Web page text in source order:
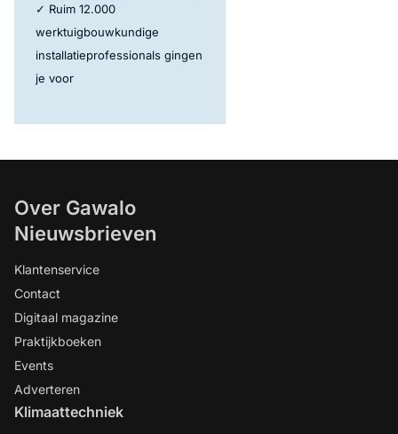
✓ Ruim 12.000
werktuigbouwkundige
installatieprofessionals gingen
je voor
Over Gawalo
Nieuwsbrieven
Klantenservice
Contact
Digitaal magazine
Praktijkboeken
Events
Adverteren
Klimaattechniek